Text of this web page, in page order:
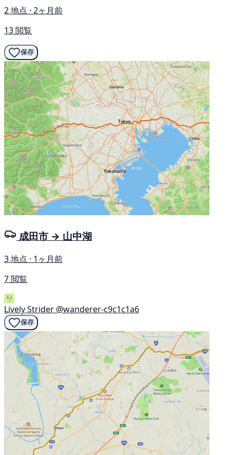
2 地点 · 2ヶ月前
13 閲覧
保存
成田市 → 山中湖
3 地点 · 1ヶ月前
7 閲覧
Lively Strider @wanderer-c9c1c1a6
保存